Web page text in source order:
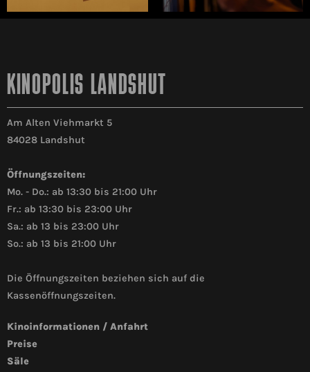
KINOPOLIS LANDSHUT
Am Alten Viehmarkt 5
84028 Landshut
Öffnungszeiten:
Mo. - Do.: ab 13:30 bis 21:00 Uhr
Fr.: ab 13:30 bis 23:00 Uhr
Sa.: ab 13 bis 23:00 Uhr
So.: ab 13 bis 21:00 Uhr
Die Öffnungszeiten beziehen sich auf die
Kassenöffnungszeiten.
Kinoinformationen / Anfahrt
Preise
Säle